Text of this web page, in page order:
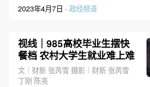
2023年4月7日 · 政经频道
视线｜985高校毕业生摆快
餐档 农村大学生就业难上难
文｜财新 张芮雪 摄影｜财新 张芮雪
丁刚 陈亮